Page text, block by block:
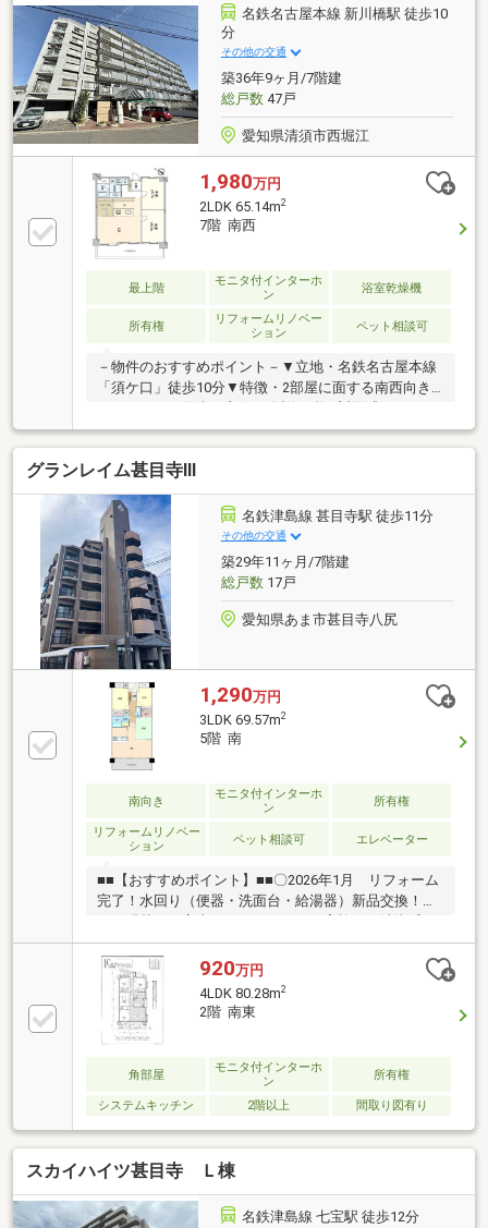
全居室収納を配置。※写真をクリックすると、詳細を
ご覧いただけます。
名鉄名古屋本線 新川橋駅 徒歩10
分
その他の交通
築36年9ヶ月/7階建
総戸数47戸
愛知県清須市西堀江
1,980万円
2LDK 65.14m2
7階 南西
最上階
モニタ付インターホ
ン
浴室乾燥機
所有権
リフォームリノベー
ション
ペット相談可
－物件のおすすめポイント－▼立地・名鉄名古屋本線
「須ケ口」徒歩10分▼特徴・2部屋に面する南西向き
ン、パントリー有・浴室乾燥機を設置▼設備・シャワ
ー付洗面化粧台・TVモニタ付インターホン▼2023年8
月室内リフォーム履歴【交換】キッチン、浴室、トイ
レ、洗面化粧台 等【貼替】フローリング、クロス
(壁・天井)【その他】塗装(壁・天井)、ハウスクリーニ
ング 他▼周辺環境・本山公園 徒歩7分(約560m)■ ご希
望の住まい探しをお手伝いします ━━━━━・・・物
件の詳細・ご相談はお気軽にお問い合わせください。
グランレイム甚目寺Ⅲ
名鉄津島線 甚目寺駅 徒歩11分
その他の交通
築29年11ヶ月/7階建
総戸数17戸
愛知県あま市甚目寺八尻
1,290万円
3LDK 69.57m2
5階 南
南向き
モニタ付インターホ
ン
所有権
リフォームリノベー
ション
ペット相談可 エレベーター
■■【おすすめポイント】■■〇2026年1月 リフォーム
完了！水回り（便器・洗面台・給湯器）新品交換！ク
ふれるマンションです。〇生活至便スーパー、コンビ
ニ、小・中学校が徒歩圏内に揃う好立地！日々の買い
物や通学もスムーズ♪〇5階×南向5階部分につき眺望良
好！南面バルコニーから光が差し込む明るい住まい。
〇安心の防犯オートロック完備。玄関前には独立性を
高めるアルコープを採用しプライバシーにも配慮され
ています。 〇全室収納荷物がスッキリ収まりお部屋を
広く使えます。ご来店・ご案内可能です！お気軽にご
連絡ください♪
920万円
4LDK 80.28m2
2階 南東
角部屋
モニタ付インターホ
ン
所有権
システムキッチン 2階以上 間取り図有り
スカイハイツ甚目寺 Ｌ棟
名鉄津島線 七宝駅 徒歩12分